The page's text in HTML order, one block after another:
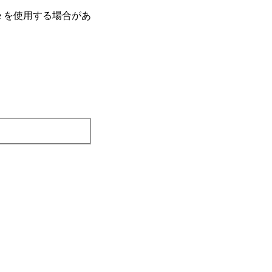
使⽤する場合があ